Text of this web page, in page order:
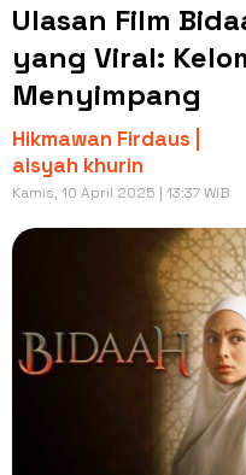
Ulasan Film
yang Viral:
Menyimpang
Hikmawan Firdaus |
aisyah khurin
Kamis, 10 April 2025 | 13:37 WIB